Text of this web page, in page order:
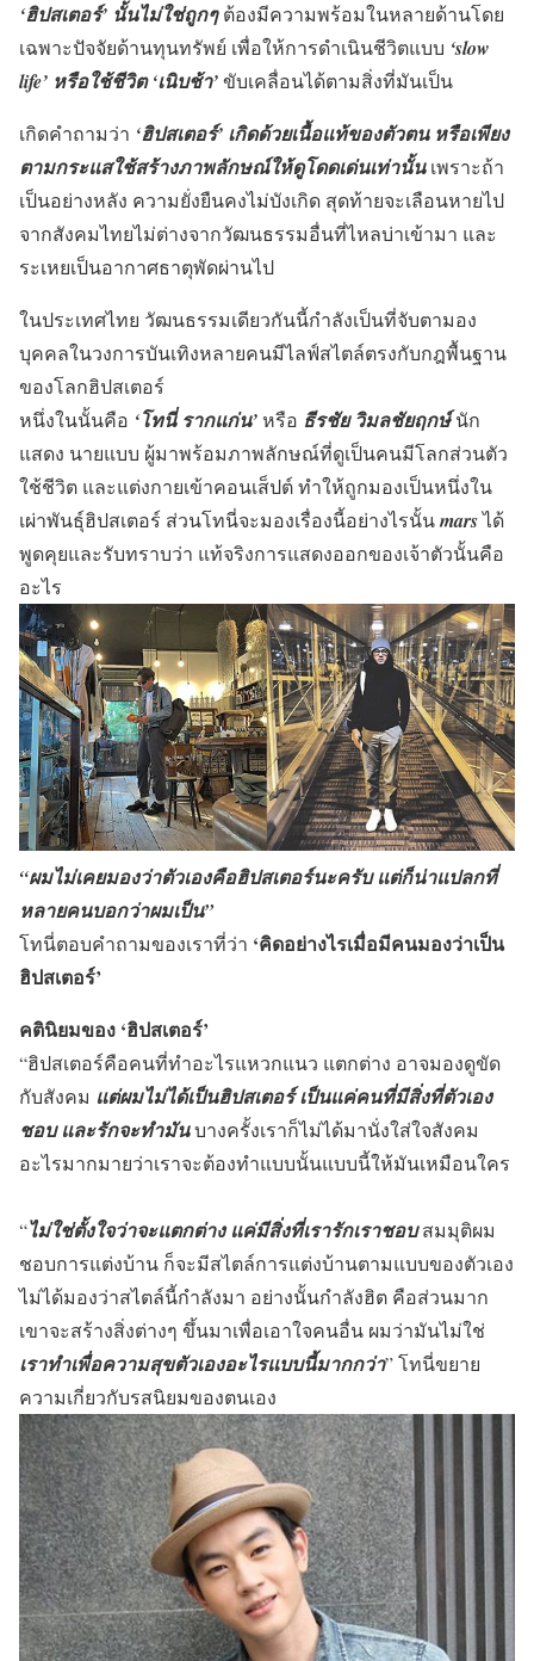
‘ฮิปสเตอร์’ นั้นไม่ใช่ถูกๆต้องมีความพร้อมในหลายด้านโดย
เฉพาะปัจจัยด้านทุนทรัพย์ เพื่อให้การดำเนินชีวิตแบบ ‘slow
life’ หรือใช้ชีวิต ‘เนิบช้า’ขับเคลื่อนได้ตามสิ่งที่มันเป็น
เกิดคำถามว่า ‘ฮิปสเตอร์’ เกิดด้วยเนื้อแท้ของตัวตน หรือเพียง
ตามกระแสใช้สร้างภาพลักษณ์ให้ดูโดดเด่นเท่านั้นเพราะถ้า
เป็นอย่างหลัง ความยั่งยืนคงไม่บังเกิด สุดท้ายจะเลือนหายไป
จากสังคมไทยไม่ต่างจากวัฒนธรรมอื่นที่ไหลบ่าเข้ามา และ
ระเหยเป็นอากาศธาตุพัดผ่านไป
ในประเทศไทย วัฒนธรรมเดียวกันนี้กำลังเป็นที่จับตามอง
บุคคลในวงการบันเทิงหลายคนมีไลฟ์สไตล์ตรงกับกฎพื้นฐาน
ของโลกฮิปสเตอร์
หนึ่งในนั้นคือ ‘โทนี่ รากแก่น’หรือ ธีรชัย วิมลชัยฤกษ์นัก
แสดง นายแบบ ผู้มาพร้อมภาพลักษณ์ที่ดูเป็นคนมีโลกส่วนตัว
ใช้ชีวิต และแต่งกายเข้าคอนเส็ปต์ ทำให้ถูกมองเป็นหนึ่งใน
เผ่าพันธุ์ฮิปสเตอร์ ส่วนโทนี่จะมองเรื่องนี้อย่างไรนั้นmarsได้
พูดคุยและรับทราบว่า แท้จริงการแสดงออกของเจ้าตัวนั้นคือ
อะไร
“ผมไม่เคยมองว่าตัวเองคือฮิปสเตอร์นะครับ แต่ก็น่าแปลกที่
หลายคนบอกว่าผมเป็น”
โทนี่ตอบคำถามของเราที่ว่า ‘คิดอย่างไรเมื่อมีคนมองว่าเป็น
ฮิปสเตอร์’
คตินิยมของ ‘ฮิปสเตอร์’
“ฮิปสเตอร์คือคนที่ทำอะไรแหวกแนว แตกต่าง อาจมองดูขัด
กับสังคม แต่ผมไม่ได้เป็นฮิปสเตอร์ เป็นแค่คนที่มีสิ่งที่ตัวเอง
ชอบ และรักจะทำมันบางครั้งเราก็ไม่ได้มานั่งใส่ใจสังคม
อะไรมากมายว่าเราจะต้องทำแบบนั้นแบบนี้ให้มันเหมือนใคร
“ไม่ใช่ตั้งใจว่าจะแตกต่าง แค่มีสิ่งที่เรารักเราชอบสมมุติผม
ชอบการแต่งบ้าน ก็จะมีสไตล์การแต่งบ้านตามแบบของตัวเอง
ไม่ได้มองว่าสไตล์นี้กำลังมา อย่างนั้นกำลังฮิต คือส่วนมาก
เขาจะสร้างสิ่งต่างๆ ขึ้นมาเพื่อเอาใจคนอื่น ผมว่ามันไม่ใช่
เราทำเพื่อความสุขตัวเองอะไรแบบนี้มากกว่า” โทนี่ขยาย
ความเกี่ยวกับรสนิยมของตนเอง